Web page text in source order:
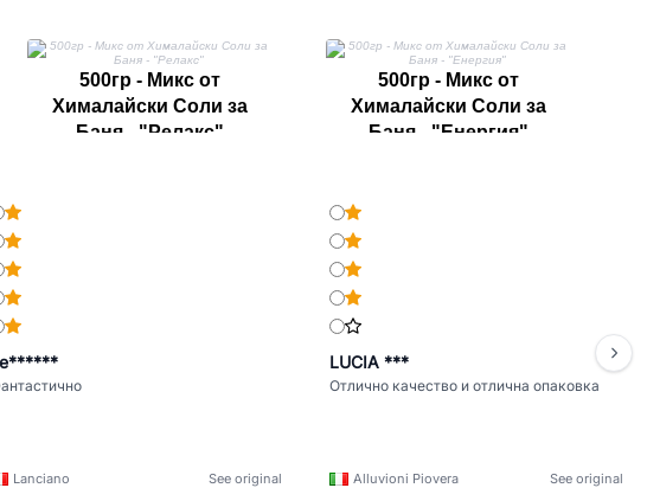
500гр - Микс от
Хималайски Соли за
Баня - "Релакс"
500гр - Микс от
Хималайски Соли за
Баня - "Енергия"
Lanciano
See original
LUCIA ***
Отлично качество и отлична опаковка
Alluvioni Piovera
See original